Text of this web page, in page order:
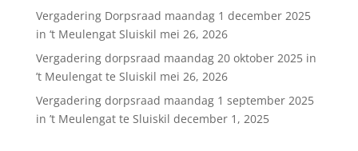
Vergadering Dorpsraad maandag 1 december 2025
in ‘t Meulengat Sluiskil mei 26, 2026
Vergadering dorpsraad maandag 20 oktober 2025 in
’t Meulengat te Sluiskil mei 26, 2026
Vergadering dorpsraad maandag 1 september 2025
in ’t Meulengat te Sluiskil december 1, 2025